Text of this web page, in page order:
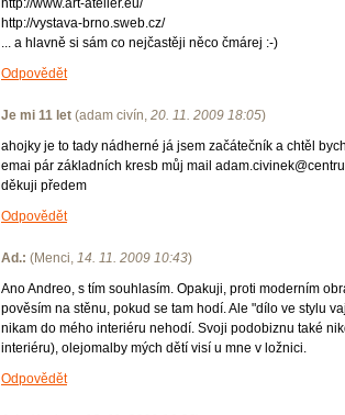
http://www.art-atelier.eu/
http://vystava-brno.sweb.cz/
... a hlavně si sám co nejčastěji něco čmárej :-)
Odpovědět
Je mi 11 let (adam civín, 20. 11. 2009 18:05)
ahojky je to tady nádherné já jsem začátečník a chtěl
emai pár základních kresb můj mail
děkuji předem
Odpovědět
Ad.: (Menci, 14. 11. 2009 10:43)
Ano Andreo, s tím souhlasím. Opakuji, proti moderním
pověsím na stěnu, pokud se tam hodí. Ale "dílo ve stylu
nikam do mého interiéru nehodí. Svoji podobiznu také
interiéru), olejomalby mých dětí visí u mne v ložnici.
Odpovědět